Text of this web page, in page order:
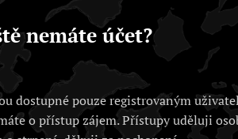
nemáte účet?
dostupné pouze registrovaným
o přístup zájem. Přístupy uděluji